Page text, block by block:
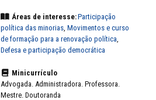
Áreas de interesse:Participação
política das minorias, Movimentos e curso
de formação para a renovação política,
Defesa e participação democrática
Minicurrículo
Advogada. Administradora. Professora.
Mestre. Doutoranda